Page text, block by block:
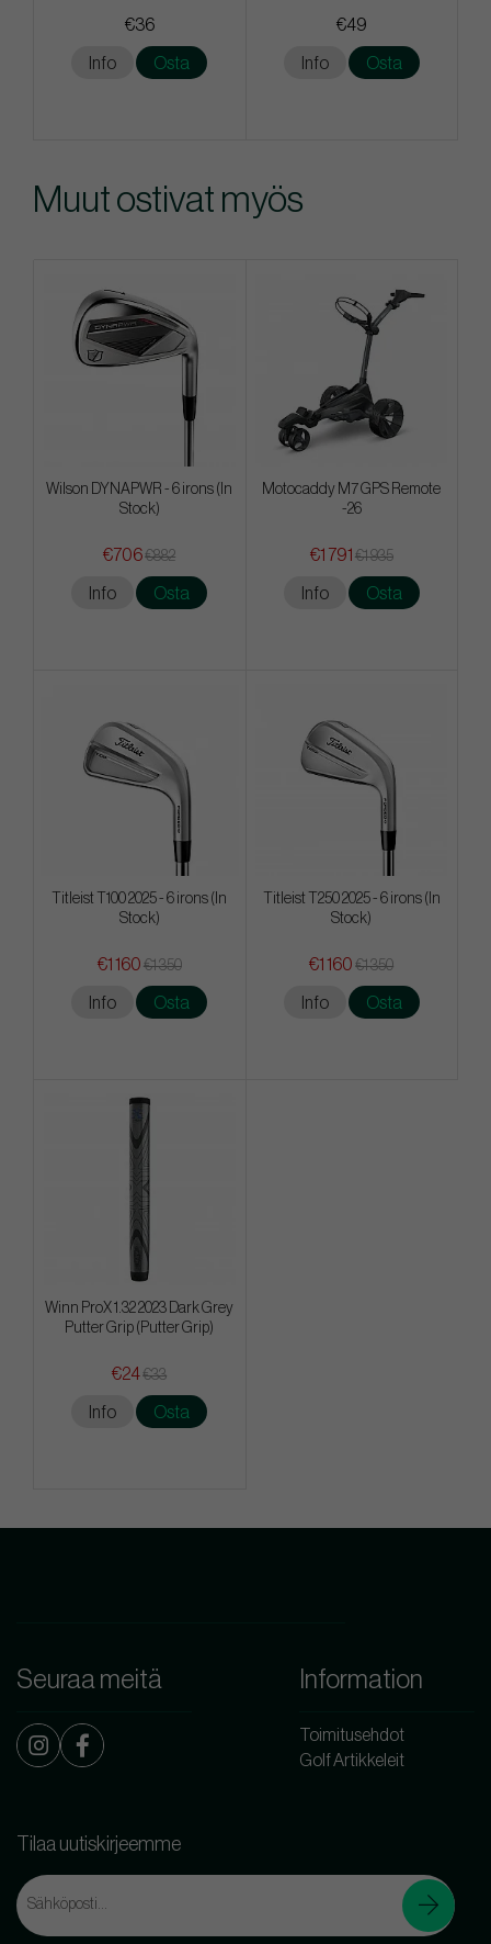
€36
Info Osta
€49
Info Osta
Muut ostivat myös
Wilson DYNAPWR - 6 irons (In
Stock)
€706€882
Info Osta
Motocaddy M7 GPS Remote
-26
€1 791 €1 935
Info Osta
Titleist T100 2025 - 6 irons (In
Stock)
€1 160 €1 350
Info Osta
Titleist T250 2025 - 6 irons (In
Stock)
€1 160 €1 350
Info Osta
Winn ProX 1.32 2023 Dark Grey
Putter Grip (Putter Grip)
€24€33
Info Osta
Seuraa meitä Information
Toimitusehdot
Golf Artikkeleit
Tilaa uutiskirjeemme